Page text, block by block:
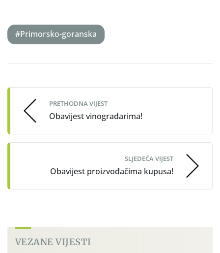
#Primorsko-goranska
navigation
PRETHODNA VIJEST
Obavijest vinogradarima!
SLJEDEĆA VIJEST
Obavijest proizvođačima kupusa!
VEZANE VIJESTI